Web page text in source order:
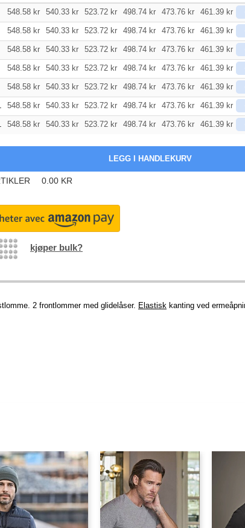
548.58 kr 540.33 kr 523.72 kr 498.74 kr 473.76 kr 461.39 kr
548.58 kr 540.33 kr 523.72 kr 498.74 kr 473.76 kr 461.39 kr
548.58 kr 540.33 kr 523.72 kr 498.74 kr 473.76 kr 461.39 kr
548.58 kr 540.33 kr 523.72 kr 498.74 kr 473.76 kr 461.39 kr
548.58 kr 540.33 kr 523.72 kr 498.74 kr 473.76 kr 461.39 kr
548.58 kr 540.33 kr 523.72 kr 498.74 kr 473.76 kr 461.39 kr
548.58 kr 540.33 kr 523.72 kr 498.74 kr 473.76 kr 461.39 kr
0.00 KR
kjøper bulk?
2 frontlommer med glidelåser. Elastisk kanting ved